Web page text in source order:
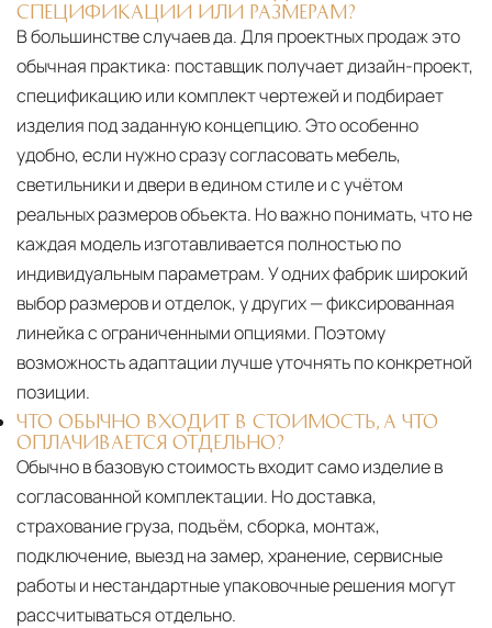
СПЕЦИФИКАЦИИ ИЛИ РАЗМЕРАМ?
В большинстве случаев да. Для проектных продаж это
обычная практика: поставщик получает дизайн-проект,
спецификацию или комплект чертежей и подбирает
изделия под заданную концепцию. Это особенно
удобно, если нужно сразу согласовать мебель,
светильники и двери в едином стиле и с учётом
реальных размеров объекта. Но важно понимать, что не
каждая модель изготавливается полностью по
индивидуальным параметрам. У одних фабрик широкий
выбор размеров и отделок, у других — фиксированная
линейка с ограниченными опциями. Поэтому
возможность адаптации лучше уточнять по конкретной
позиции.
ЧТО ОБЫЧНО ВХОДИТ В СТОИМОСТЬ, А ЧТО
ОПЛАЧИВАЕТСЯ ОТДЕЛЬНО?
Обычно в базовую стоимость входит само изделие в
согласованной комплектации. Но доставка,
страхование груза, подъём, сборка, монтаж,
подключение, выезд на замер, хранение, сервисные
работы и нестандартные упаковочные решения могут
рассчитываться отдельно.